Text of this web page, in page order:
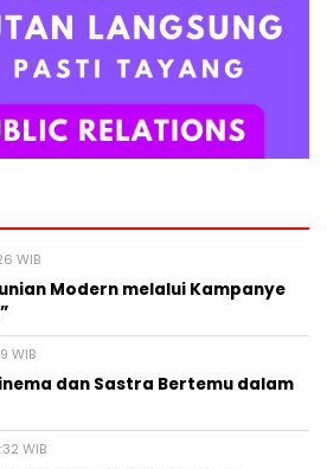
WIB
Modern melalui Kampanye
WIB
dan Sastra Bertemu dalam
WIB